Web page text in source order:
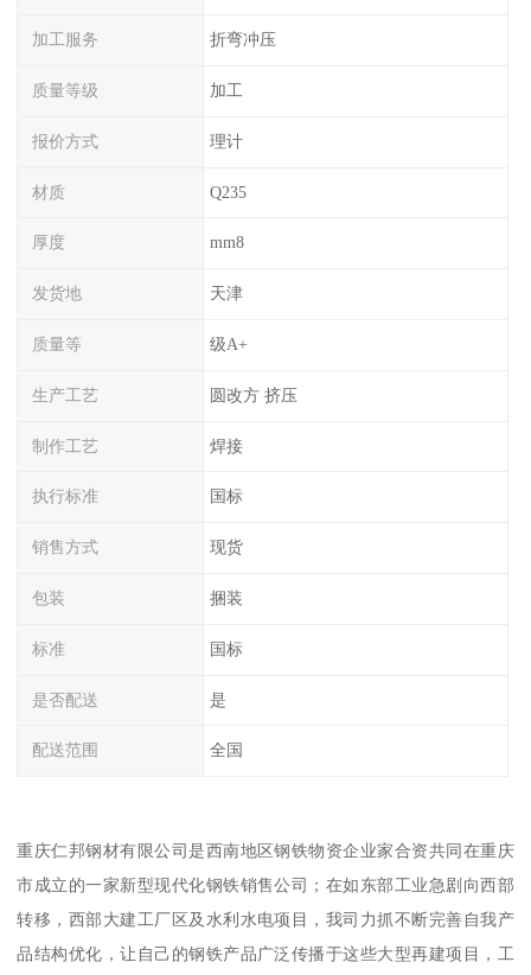
加工服务 折弯冲压
质量等级 加工
报价方式 理计
材质 Q235
厚度 mm8
发货地 天津
质量等 级A+
生产工艺 圆改方 挤压
制作工艺 焊接
执行标准 国标
销售方式 现货
包装 捆装
标准 国标
是否配送 是
配送范围 全国
重庆仁邦钢材有限公司是西南地区钢铁物资企业家合资共同在重庆
市成立的一家新型现代化钢铁销售公司；在如东部工业急剧向西部
转移，西部大建工厂区及水利水电项目，我司力抓不断完善自我产
品结构优化，让自己的钢铁产品广泛传播于这些大型再建项目，工